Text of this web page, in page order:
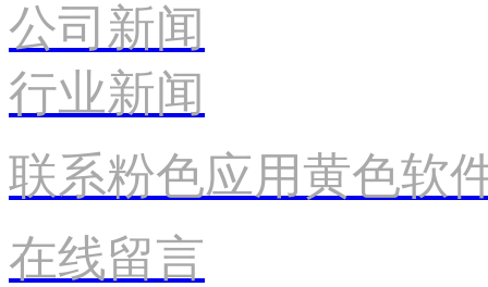
公司新闻
行业新闻
联系粉色应用黄色软
在线留言